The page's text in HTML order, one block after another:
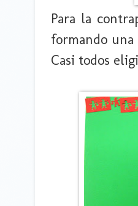
Para la
formando
Casi todos